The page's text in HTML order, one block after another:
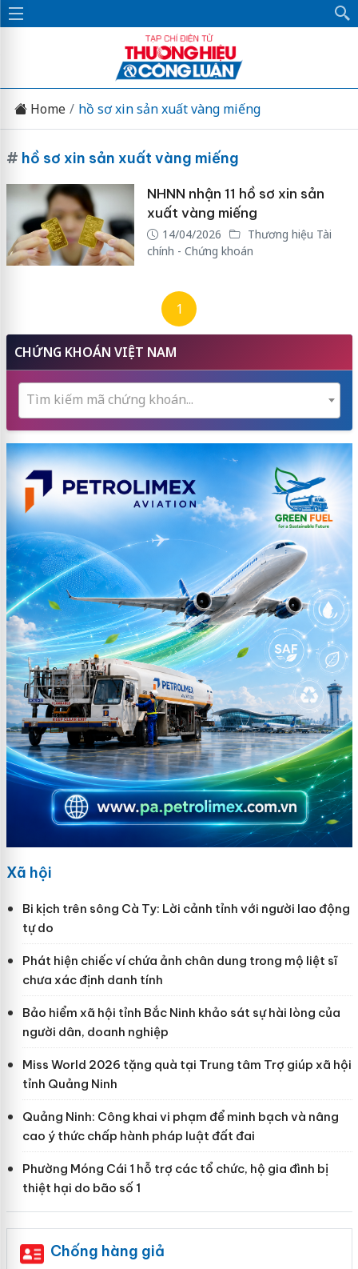
Home hồ sơ xin sản xuất vàng miếng
# hồ sơ xin sản xuất vàng miếng
NHNN nhận 11 hồ sơ xin sản
xuất vàng miếng
14/04/2026
Thương hiệu Tài
chính - Chứng khoán
1
CHỨNG KHOÁN VIỆT NAM
Tìm kiếm mã chứng khoán...
Xã hội
Bi kịch trên sông Cà Ty: Lời cảnh tỉnh với người lao động
tự do
Phát hiện chiếc ví chứa ảnh chân dung trong mộ liệt sĩ
chưa xác định danh tính
Bảo hiểm xã hội tỉnh Bắc Ninh khảo sát sự hài lòng của
người dân, doanh nghiệp
Miss World 2026 tặng quà tại Trung tâm Trợ giúp xã hội
tỉnh Quảng Ninh
Quảng Ninh: Công khai vi phạm để minh bạch và nâng
cao ý thức chấp hành pháp luật đất đai
Phường Móng Cái 1 hỗ trợ các tổ chức, hộ gia đình bị
thiệt hại do bão số 1
Chống hàng giả